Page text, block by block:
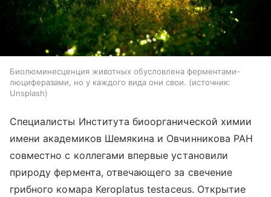
Биолюминесценция животных обусловлена ферментами-
люциферазами, но у каждого вида они свои.
источник:
Unsplash
Специалисты Института биоорганической химии
имени академиков Шемякина и Овчинникова РАН
совместно с коллегами впервые установили
природу фермента, отвечающего за свечение
грибного комара Keroplatus testaceus. Открытие